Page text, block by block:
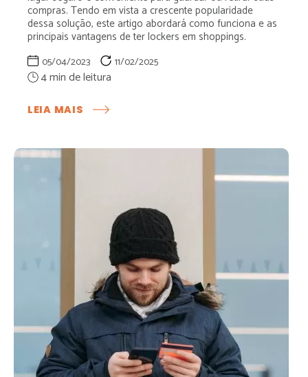
compras. Tendo em vista a crescente popularidade
dessa solução, este artigo abordará como funciona e as
principais vantagens de ter lockers em shoppings.
05/04/2023 11/02/2025
LEIA MAIS
COMO
LOCKERS